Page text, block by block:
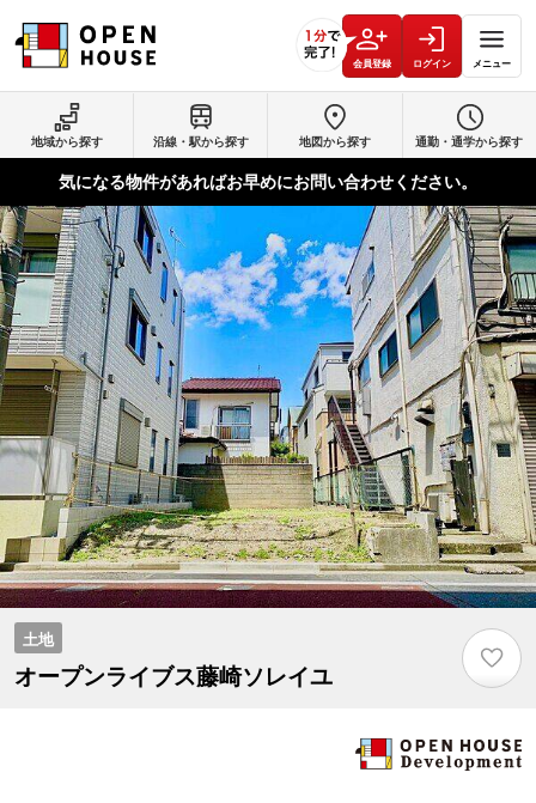
会員登録 ログイン メニュー
地域から探す 沿線・駅から探す 地図から探す 通勤・通学から探す
気になる物件があればお早めにお問い合わせください。
土地
オープンライブス藤崎ソレイユ
♡